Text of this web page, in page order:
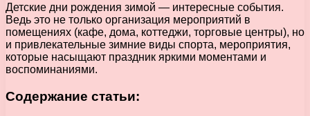
Детские дни рождения зимой — интересные события.
Ведь это не только организация мероприятий в
помещениях (кафе, дома, коттеджи, торговые центры), но
и привлекательные зимние виды спорта, мероприятия,
которые насыщают праздник яркими моментами и
воспоминаниями.
Содержание статьи: